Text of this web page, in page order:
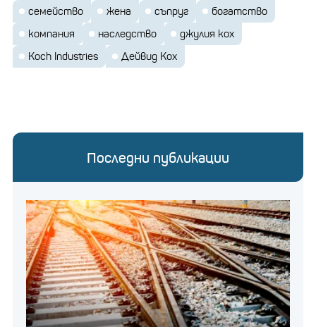
семейство жена съпруг
богатство
компания
наследство
джулия кох
Koch Industries
Дейвид Кох
Последни публикации